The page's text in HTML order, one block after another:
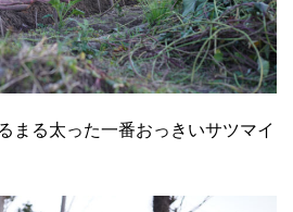
まる太った一番おっきいサツマイ